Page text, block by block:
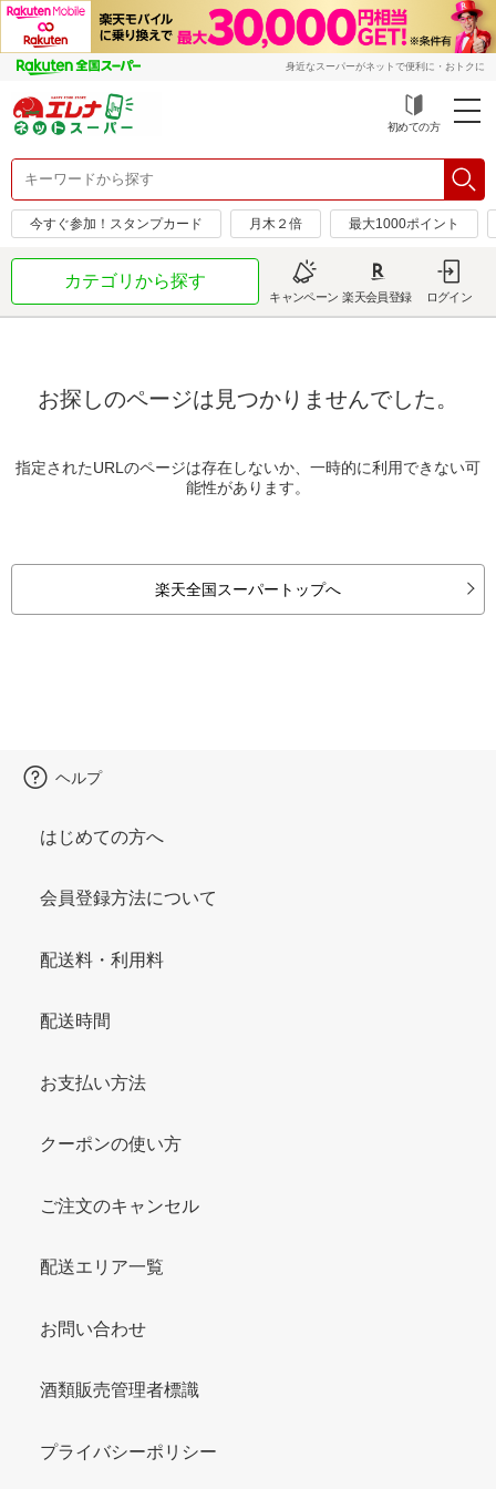
身近なスーパーがネットで便利に・おトクに
初めての方
今すぐ参加！スタンプカード 月木２倍 最大1000ポイント
カテゴリから探す
キャンペーン 楽天会員登録 ログイン
お探しのページは見つかりませんでした。
指定されたURLのページは存在しないか、一時的に利用できない可
能性があります。
楽天全国スーパートップへ
ヘルプ
はじめての方へ
会員登録方法について
配送料・利用料
配送時間
お支払い方法
クーポンの使い方
ご注文のキャンセル
配送エリア一覧
お問い合わせ
酒類販売管理者標識
プライバシーポリシー